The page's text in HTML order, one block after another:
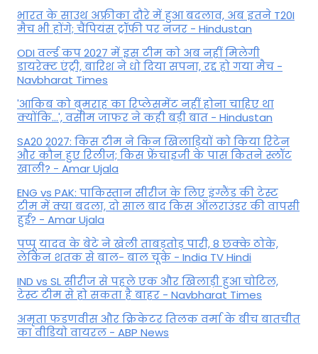
भारत के साउथ अफ्रीका दौरे में हुआ बदलाव, अब इतने T20I
मैच भी होंगे; चैंपियंस ट्रॉफी पर नजर - Hindustan
ODI वर्ल्ड कप 2027 में इस टीम को अब नहीं मिलेगी
डायरेक्ट एंट्री, बारिश ने धो दिया सपना, रद्द हो गया मैच -
Navbharat Times
'आकिब को बुमराह का रिप्लेसमेंट नहीं होना चाहिए था
क्योंकि...', वसीम जाफर ने कही बड़ी बात - Hindustan
SA20 2027: किस टीम ने किन खिलाड़ियों को किया रिटेन
और कौन हुए रिलीज; किस फ्रेंचाइजी के पास कितने स्लॉट
खाली? - Amar Ujala
ENG vs PAK: पाकिस्तान सीरीज के लिए इंग्लैंड की टेस्ट
टीम में क्या बदला, दो साल बाद किस ऑलराउंडर की वापसी
हुई? - Amar Ujala
पप्पू यादव के बेटे ने खेली ताबड़तोड़ पारी, 8 छक्के ठोके,
लेकिन शतक से बाल- बाल चूके - India TV Hindi
IND vs SL सीरीज से पहले एक और खिलाड़ी हुआ चोटिल,
टेस्ट टीम से हो सकता है बाहर - Navbharat Times
अमृता फडणवीस और क्रिकेटर तिलक वर्मा के बीच बातचीत
का वीडियो वायरल - ABP News